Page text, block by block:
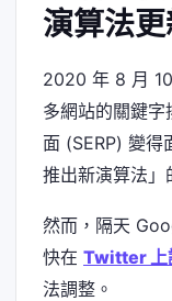
演算法
2020 年 8 月
多網站的關鍵
面 (SERP) 變
推出新演算法」
然而，隔天
快在 Twitter 上
法調整。